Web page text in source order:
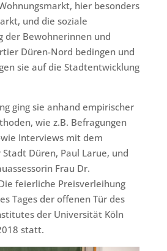
hier besonders
und die soziale
der Bewohnerinnen und
Düren-Nord bedingen und
sie auf die Stadtentwicklung
ging sie anhand empirischer
wie z.B. Befragungen
Interviews mit dem
Düren, Paul Larue, und
Frau Dr.
feierliche Preisverleihung
Tages der offenen Tür des
der Universität Köln
statt.